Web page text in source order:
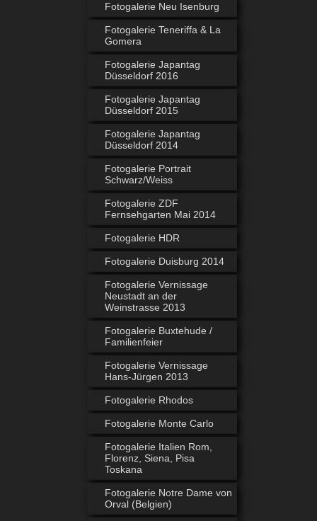
Fotogalerie Neu Isenburg
Fotogalerie Teneriffa & La
Gomera
Fotogalerie Japantag
Düsseldorf 2016
Fotogalerie Japantag
Düsseldorf 2015
Fotogalerie Japantag
Düsseldorf 2014
Fotogalerie Portrait
Schwarz/Weiss
Fotogalerie ZDF
Fernsehgarten Mai 2014
Fotogalerie HDR
Fotogalerie Duisburg 2014
Fotogalerie Vernissage
Neustadt an der
Weinstrasse 2013
Fotogalerie Buxtehude /
Familienfeier
Fotogalerie Vernissage
Hans-Jürgen 2013
Fotogalerie Rhodos
Fotogalerie Monte Carlo
Fotogalerie Italien Rom,
Florenz, Siena, Pisa
Toskana
Fotogalerie Notre Dame von
Orval (Belgien)